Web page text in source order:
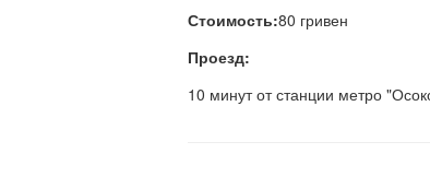
Стоимость:80 гривен
Проезд:
10 минут от станции метро